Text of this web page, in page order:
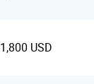
1,800 USD